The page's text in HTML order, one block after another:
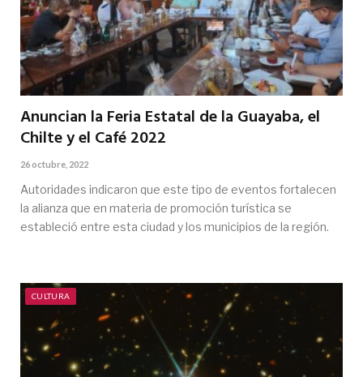
Anuncian la Feria Estatal de la Guayaba, el
Chilte y el Café 2022
26 octubre, 2022
Autoridades indicaron que este tipo de eventos fortalecen
la alianza que en materia de promoción turística se
estableció entre esta ciudad y los municipios de la región.
CULTURA